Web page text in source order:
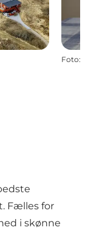
Foto:
Fælles for
i skønne